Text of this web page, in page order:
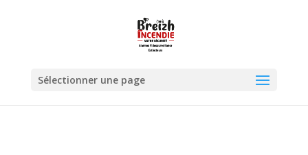
Sélectionner une page